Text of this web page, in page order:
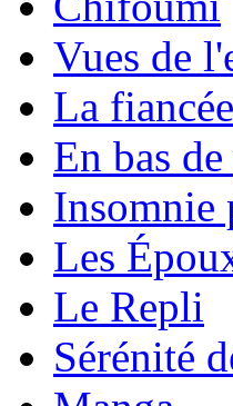
Vues de
La
En bas de
Insomnie
Les
Le Repli
Sérénité